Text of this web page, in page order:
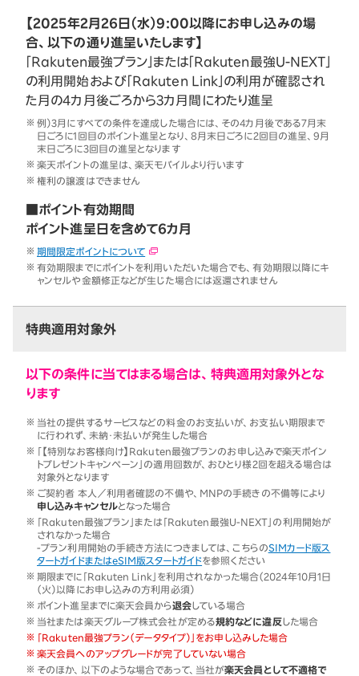
【2025年2月26日（水）9:00以降にお申し込みの場
合、以下の通り進呈いたします】
「Rakuten最強プラン」または「Rakuten最強U-NEXT」
の利用開始および「Rakuten Link」の利用が確認され
た月の4カ月後ごろから3カ月間にわたり進呈
例）3月にすべての条件を達成した場合には、その4カ月後である7月末
日ごろに1回目のポイント進呈となり、8月末日ごろに2回目の進呈、9月
末日ごろに3回目の進呈となります
楽天ポイントの進呈は、楽天モバイルより行います
権利の譲渡はできません
■ポイント有効期間
ポイント進呈日を含めて6カ月
期間限定ポイントについて
有効期限までにポイントを利用いただいた場合でも、有効期限以降にキ
ャンセルや金額修正などが生じた場合には返還されません
特典適用対象外
以下の条件に当てはまる場合は、特典適用対象外とな
ります
当社の提供するサービスなどの料金のお支払いが、お支払い期限まで
に行われず、未納・未払いが発生した場合
「【特別なお客様向け】Rakuten最強プランのお申し込みで楽天ポイン
トプレゼントキャンペーン」の適用回数が、おひとり様2回を超える場合は
対象外となります
ご契約者 本人／利用者確認の不備や、MNPの手続きの不備等により
申し込みキャンセルとなった場合
「Rakuten最強プラン」または「Rakuten最強U-NEXT」の利用開始が
されなかった場合
-プラン利用開始の手続き方法につきましては、こちらのSIMカード版ス
タートガイドまたはeSIM版スタートガイドを参照ください
期限までに「Rakuten Link」を利用されなかった場合（2024年10月1日
（火）以降にお申し込みの方利用必須）
ポイント進呈までに楽天会員から退会している場合
当社または楽天グループ株式会社が定める規約などに違反した場合
「Rakuten最強プラン（データタイプ）」をお申し込みした場合
楽天会員へのアップグレードが完了していない場合
そのほか、以下のような場合であって、当社が楽天会員として不適格で